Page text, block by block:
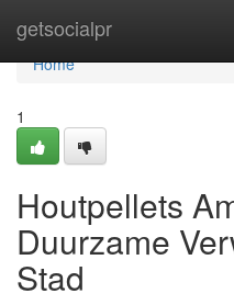
getsocialpr
Home
Home
1
Houtpellets
Duurzame
Stad